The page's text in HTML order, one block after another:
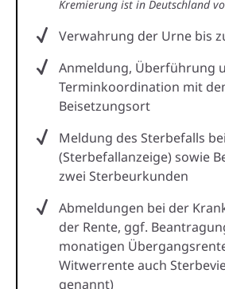
Kremierung ist in Deutschland
Verwahrung der Urne bis
Anmeldung, Überführung
Terminkoordination mit
Beisetzungsort
Meldung des Sterbefalls
(Sterbefallanzeige) sowie
zwei Sterbeurkunden
Abmeldungen bei der
der Rente, ggf.
monatigen
Witwerrente auch
genannt)